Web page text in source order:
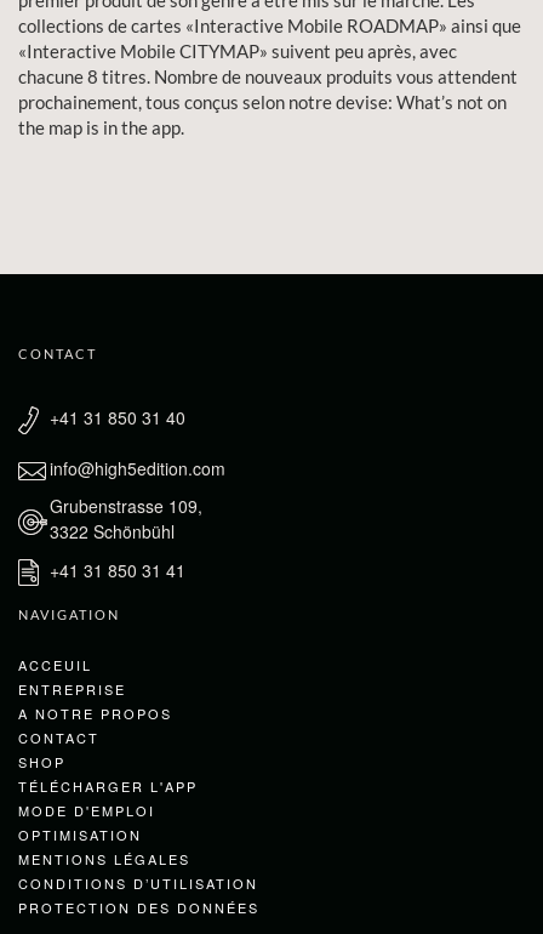
collections de cartes «Interactive Mobile ROADMAP» ainsi que
«Interactive Mobile CITYMAP» suivent peu après, avec
chacune 8 titres. Nombre de nouveaux produits vous attendent
prochainement, tous conçus selon notre devise: What’s not on
the map is in the app.
CONTACT
+41 31 850 31 40
info@high5edition.com
Grubenstrasse 109,
3322 Schönbühl
+41 31 850 31 41
NAVIGATION
ACCEUIL
ENTREPRISE
A NOTRE PROPOS
CONTACT
SHOP
TÉLÉCHARGER L'APP
MODE D'EMPLOI
OPTIMISATION
MENTIONS LÉGALES
CONDITIONS D’UTILISATION
PROTECTION DES DONNÉES